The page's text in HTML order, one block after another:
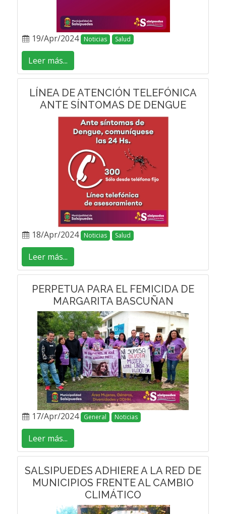
19/Apr/2024 Noticias Salud
Leer más...
LÍNEA DE ATENCIÓN TELEFÓNICA
ANTE SÍNTOMAS DE DENGUE
18/Apr/2024 Noticias Salud
Leer más...
PERPETUA PARA EL FEMICIDA DE
MARGARITA BASCUÑAN
17/Apr/2024 General Noticias
Leer más...
SALSIPUEDES ADHIERE A LA RED DE
MUNICIPIOS FRENTE AL CAMBIO
CLIMÁTICO